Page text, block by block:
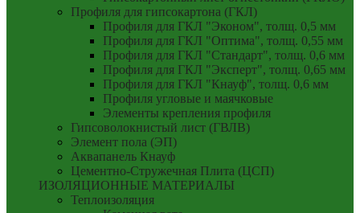
Профиля для гипсокартона (ГКЛ)
Профиля для ГКЛ "Эконом", толщ. 0,5 мм
Профиля для ГКЛ "Оптима", толщ. 0,55 мм
Профиля для ГКЛ "Стандарт", толщ. 0,6 мм
Профиля для ГКЛ "Эксперт", толщ. 0,65 мм
Профиля для ГКЛ "Кнауф", толщ. 0,6 мм
Профиля угловые и маячковые
Элементы крепления профиля
Гипсоволокнистый лист (ГВЛВ)
Элемент пола (ЭП)
Аквапанель Кнауф
Цементно-Стружечная Плита (ЦСП)
ИЗОЛЯЦИОННЫЕ МАТЕРИАЛЫ
Теплоизоляция